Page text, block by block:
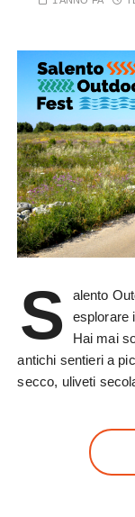
S
alento
esplorare
Hai mai
antichi sentieri a
secco, uliveti